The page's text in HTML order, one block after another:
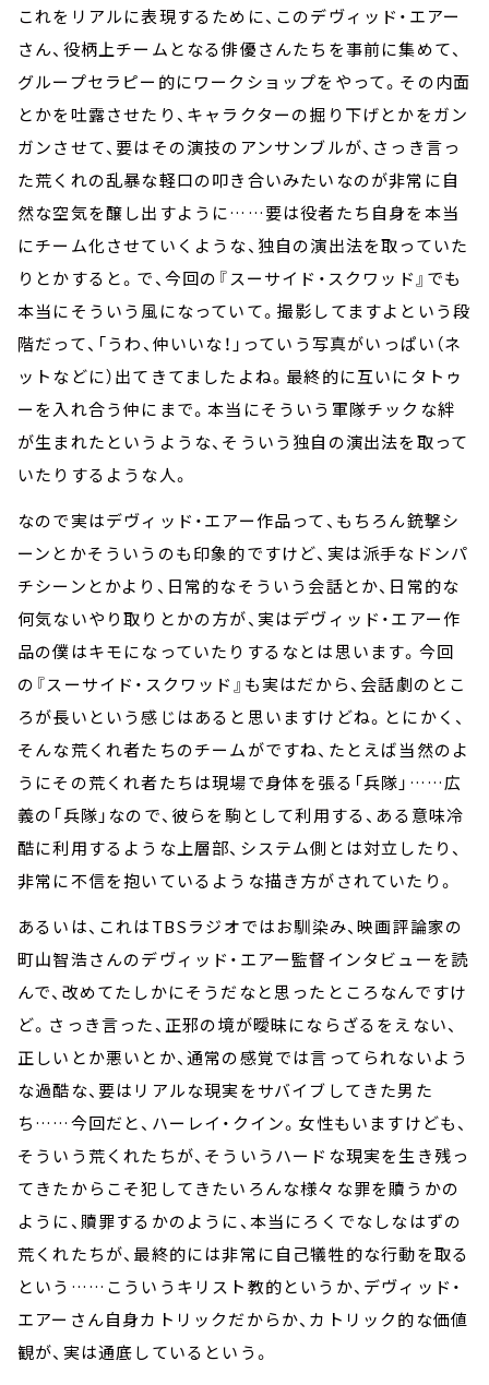
これをリアルに表現するために、このデヴィッド・エアー
さん、役柄上チームとなる俳優さんたちを事前に集めて、
グループセラピー的にワークショップをやって。その内面
とかを吐露させたり、キャラクターの掘り下げとかをガン
ガンさせて、要はその演技のアンサンブルが、さっき言っ
た荒くれの乱暴な軽口の叩き合いみたいなのが非常に自
然な空気を醸し出すように……要は役者たち自身を本当
にチーム化させていくような、独自の演出法を取っていた
りとかすると。で、今回の『スーサイド・スクワッド』でも
本当にそういう風になっていて。撮影してますよという段
階だって、「うわ、仲いいな！」っていう写真がいっぱい（ネ
ットなどに）出てきてましたよね。最終的に互いにタトゥ
ーを入れ合う仲にまで。本当にそういう軍隊チックな絆
が生まれたというような、そういう独自の演出法を取って
いたりするような人。
なので実はデヴィッド・エアー作品って、もちろん銃撃シ
ーンとかそういうのも印象的ですけど、実は派手なドンパ
チシーンとかより、日常的なそういう会話とか、日常的な
何気ないやり取りとかの方が、実はデヴィッド・エアー作
品の僕はキモになっていたりするなとは思います。今回
の『スーサイド・スクワッド』も実はだから、会話劇のとこ
ろが長いという感じはあると思いますけどね。とにかく、
そんな荒くれ者たちのチームがですね、たとえば当然のよ
うにその荒くれ者たちは現場で身体を張る「兵隊」……広
義の「兵隊」なので、彼らを駒として利用する、ある意味冷
酷に利用するような上層部、システム側とは対立したり、
非常に不信を抱いているような描き方がされていたり。
あるいは、これはTBSラジオではお馴染み、映画評論家の
町山智浩さんのデヴィッド・エアー監督インタビューを読
んで、改めてたしかにそうだなと思ったところなんですけ
ど。さっき言った、正邪の境が曖昧にならざるをえない、
正しいとか悪いとか、通常の感覚では言ってられないよう
な過酷な、要はリアルな現実をサバイブしてきた男た
ち……今回だと、ハーレイ・クイン。女性もいますけども、
そういう荒くれたちが、そういうハードな現実を生き残っ
てきたからこそ犯してきたいろんな様々な罪を贖うかの
ように、贖罪するかのように、本当にろくでなしなはずの
荒くれたちが、最終的には非常に自己犠牲的な行動を取る
という……こういうキリスト教的というか、デヴィッド・
エアーさん自身カトリックだからか、カトリック的な価値
観が、実は通底しているという。